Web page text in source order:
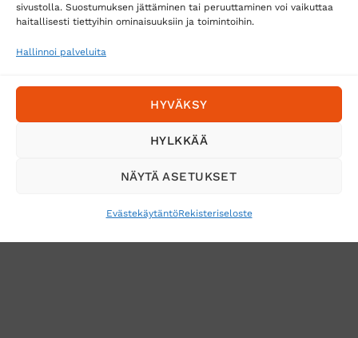
sivustolla. Suostumuksen jättäminen tai peruuttaminen voi vaikuttaa
haitallisesti tiettyihin ominaisuuksiin ja toimintoihin.
Hallinnoi palveluita
HYVÄKSY
HYLKKÄÄ
NÄYTÄ ASETUKSET
EvästekäytäntöRekisteriseloste
Tilaa uutiskirje ja saat erikoisalennuksia